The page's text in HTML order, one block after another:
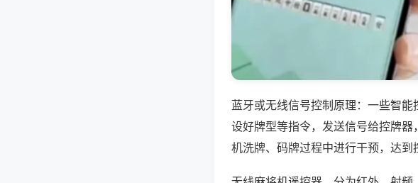
蓝牙或无线信号控制原理：一些智
设好牌型等指令，发送信号给控牌
机洗牌、码牌过程中进行干预，达到